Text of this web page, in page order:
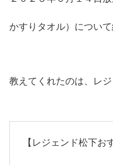
かすりタオル）について
教えてくれたのは、レジ
【レジェンド松下お